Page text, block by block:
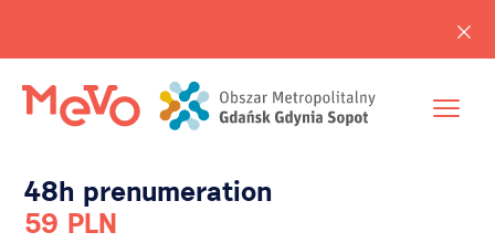
48h prenumeration
59 PLN